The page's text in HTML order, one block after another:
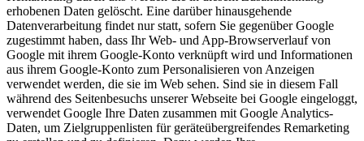
erhobenen Daten gelöscht. Eine darüber hinausgehende
Datenverarbeitung findet nur statt, sofern Sie gegenüber Google
zugestimmt haben, dass Ihr Web- und App-Browserverlauf von
Google mit ihrem Google-Konto verknüpft wird und Informationen
aus ihrem Google-Konto zum Personalisieren von Anzeigen
verwendet werden, die sie im Web sehen. Sind sie in diesem Fall
während des Seitenbesuchs unserer Webseite bei Google eingeloggt,
verwendet Google Ihre Daten zusammen mit Google Analytics-
Daten, um Zielgruppenlisten für geräteübergreifendes Remarketing